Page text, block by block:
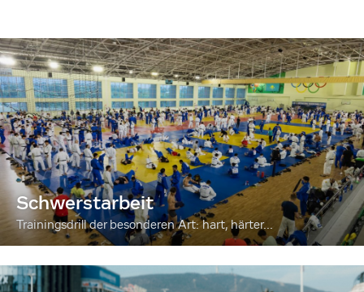
Schwerstarbeit
Trainingsdrill der besonderen Art: hart, härter...